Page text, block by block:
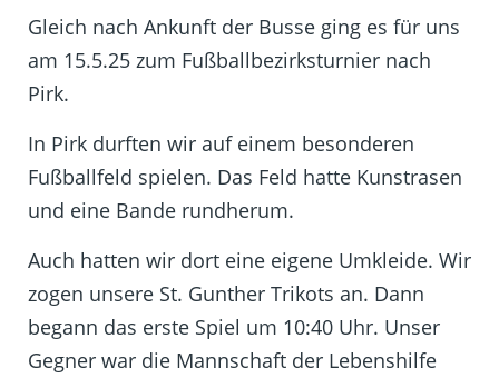
Gleich nach Ankunft der Busse ging es für uns
am 15.5.25 zum Fußballbezirksturnier nach
Pirk.
In Pirk durften wir auf einem besonderen
Fußballfeld spielen. Das Feld hatte Kunstrasen
und eine Bande rundherum.
Auch hatten wir dort eine eigene Umkleide. Wir
zogen unsere St. Gunther Trikots an. Dann
begann das erste Spiel um 10:40 Uhr. Unser
Gegner war die Mannschaft der Lebenshilfe